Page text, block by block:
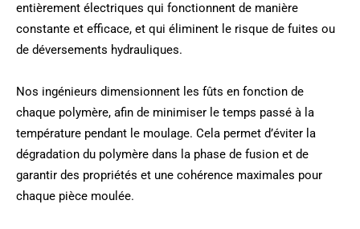
entièrement électriques qui fonctionnent de manière
constante et efficace, et qui éliminent le risque de fuites ou
de déversements hydrauliques.
Nos ingénieurs dimensionnent les fûts en fonction de
chaque polymère, afin de minimiser le temps passé à la
température pendant le moulage. Cela permet d’éviter la
dégradation du polymère dans la phase de fusion et de
garantir des propriétés et une cohérence maximales pour
chaque pièce moulée.